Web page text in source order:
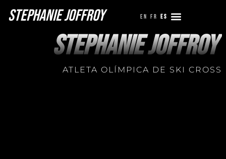
Stephanie Joffroy EN FR ES
STEPHANIE JOFFROY
ATLETA OLÍMPICA DE SKI CROSS